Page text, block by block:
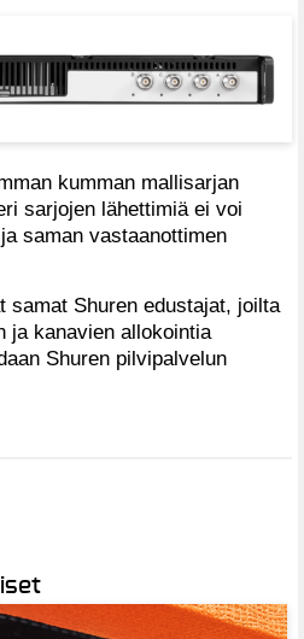
kumman mallisarjan
sarjojen lähettimiä ei voi
saman vastaanottimen
samat Shuren edustajat, joilta
ja kanavien allokointia
Shuren pilvipalvelun